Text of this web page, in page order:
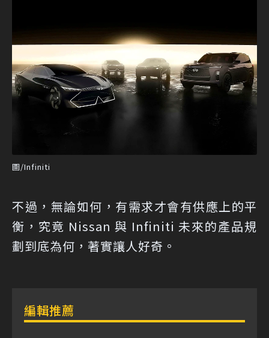
圖/Infiniti
不過，無論如何，有需求才會有供應上的平
衡，究竟 Nissan 與 Infiniti 未來的產品規
劃到底為何，著實讓人好奇。
編輯推薦